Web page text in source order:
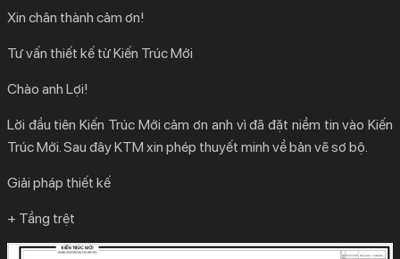
Xin chân thành cảm ơn!
Tư vấn thiết kế từ Kiến Trúc Mới
Chào anh Lợi!
Lời đầu tiên Kiến Trúc Mới cảm ơn anh vì đã đặt niềm tin vào Kiến
Trúc Mới. Sau đây KTM xin phép thuyết minh về bản vẽ sơ bộ.
Giải pháp thiết kế
+ Tầng trệt